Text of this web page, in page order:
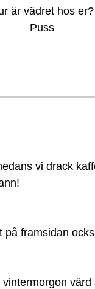
är vädret hos er?
Puss
vi drack
på framsidan
vintermorgon